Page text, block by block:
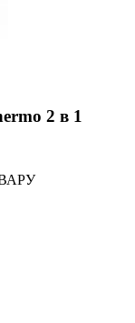
2 в 1